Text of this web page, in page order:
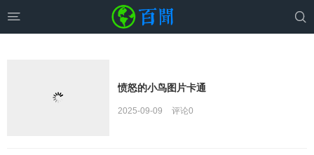
 
愤怒的小鸟图片卡通
2025-09-09 评论0